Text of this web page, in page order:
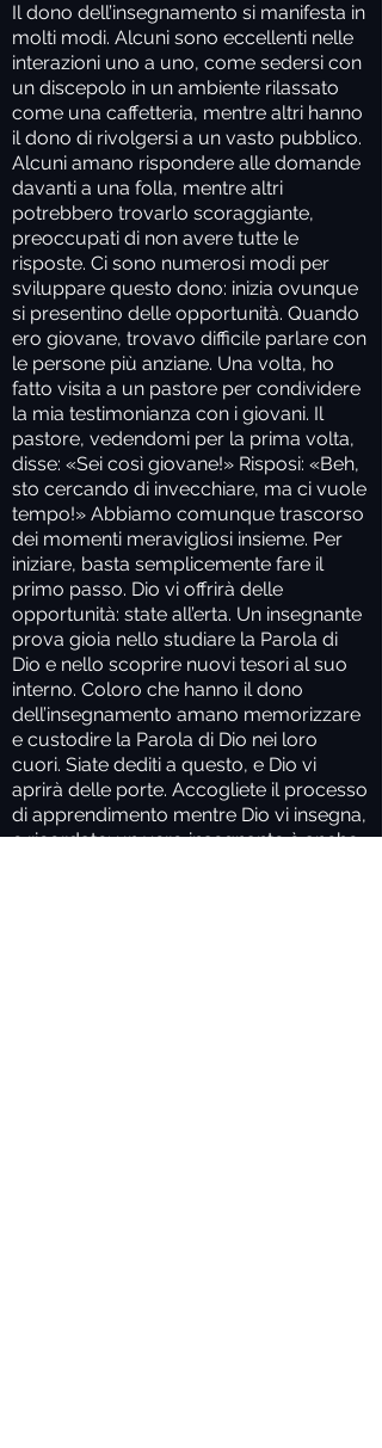
Il dono dell’insegnamento si manifesta in
molti modi. Alcuni sono eccellenti nelle
interazioni uno a uno, come sedersi con
un discepolo in un ambiente rilassato
come una caffetteria, mentre altri hanno
il dono di rivolgersi a un vasto pubblico.
Alcuni amano rispondere alle domande
davanti a una folla, mentre altri
potrebbero trovarlo scoraggiante,
preoccupati di non avere tutte le
risposte. Ci sono numerosi modi per
sviluppare questo dono: inizia ovunque
si presentino delle opportunità. Quando
ero giovane, trovavo difficile parlare con
le persone più anziane. Una volta, ho
fatto visita a un pastore per condividere
la mia testimonianza con i giovani. Il
pastore, vedendomi per la prima volta,
disse: «Sei così giovane!» Risposi: «Beh,
sto cercando di invecchiare, ma ci vuole
tempo!» Abbiamo comunque trascorso
dei momenti meravigliosi insieme. Per
iniziare, basta semplicemente fare il
primo passo. Dio vi offrirà delle
opportunità: state all’erta. Un insegnante
prova gioia nello studiare la Parola di
Dio e nello scoprire nuovi tesori al suo
interno. Coloro che hanno il dono
dell’insegnamento amano memorizzare
e custodire la Parola di Dio nei loro
cuori. Siate dediti a questo, e Dio vi
aprirà delle porte. Accogliete il processo
di apprendimento mentre Dio vi insegna,
e ricordate: un vero insegnante è anche